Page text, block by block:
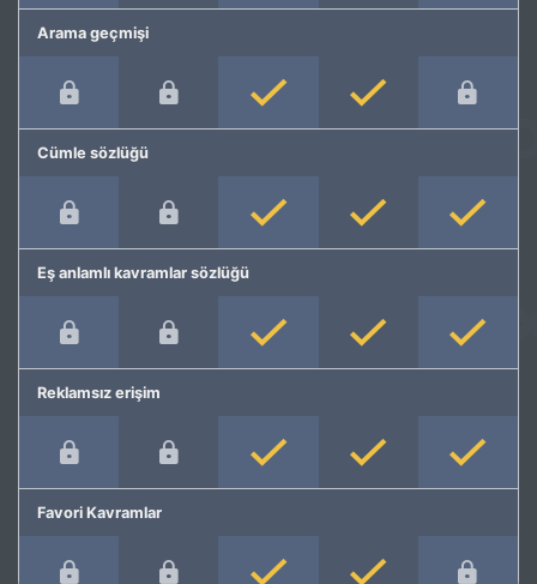
Arama geçmişi
Cümle sözlüğü
Eş anlamlı kavramlar sözlüğü
Reklamsız erişim
Favori Kavramlar